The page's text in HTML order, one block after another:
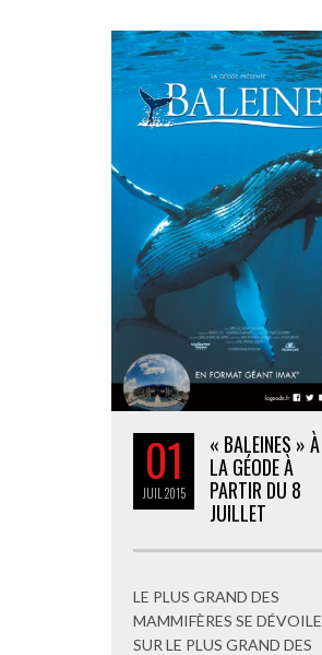
01
JUIL 2015
« BALEINES » À
LA GÉODE À
PARTIR DU 8
JUILLET
LE PLUS GRAND DES
MAMMIFÈRES SE DÉVOILE
SUR LE PLUS GRAND DES